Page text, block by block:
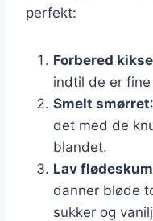
perfekt:
Forbered
indtil de er fine
Smelt smørret
det med de
blandet.
Lav flødeskum
danner bløde
sukker og